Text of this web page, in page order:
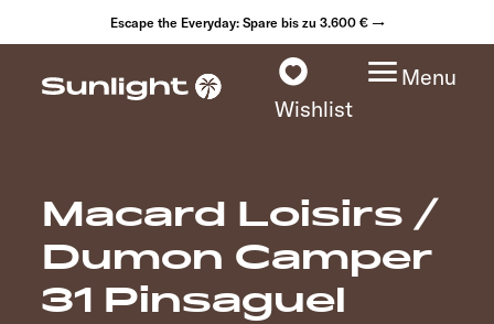
Escape the Everyday: Spare bis zu 3.600 € →
Wishlist
Menu
Modelle
Konfigurator
Macard Loisirs /
Dumon Camper
31 Pinsaguel